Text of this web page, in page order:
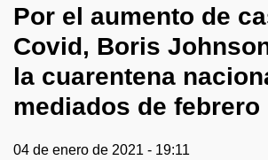
Por el aumento de
Covid, Boris
la cuarentena
mediados de febrero
04 de enero de 2021 - 19:11